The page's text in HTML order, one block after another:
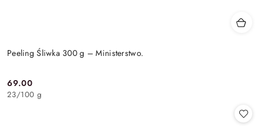
Peeling Śliwka 300 g – Ministerstwo.
Cena:
69.00
23/100 g